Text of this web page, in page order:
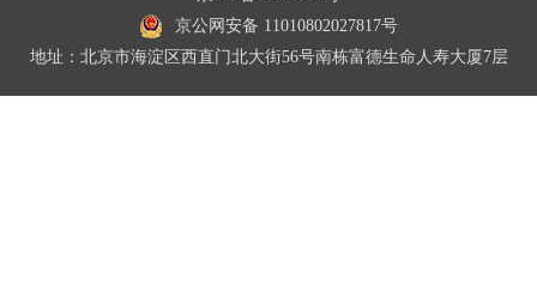
京公网安备 11010802027817号
地址：北京市海淀区西直门北大街56号南栋富德生命人寿大厦7层